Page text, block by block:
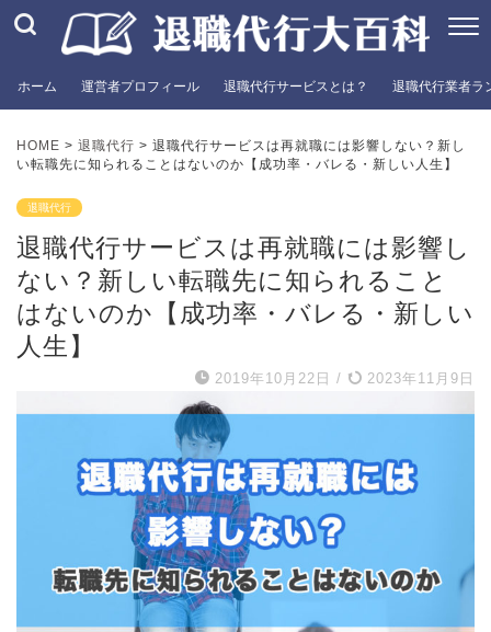
ホーム 運営者プロフィール 退職代行サービスとは？ 退職代行業者ラ
HOME > 退職代行 > 退職代行サービスは再就職には影響しない？新し
い転職先に知られることはないのか【成功率・バレる・新しい人生】
退職代行
退職代行サービスは再就職には影響し
ない？新しい転職先に知られること
はないのか【成功率・バレる・新しい
人生】
2019年10月22日 / 2023年11月9日